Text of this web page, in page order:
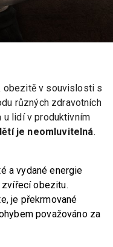
obezitě v souvislosti s
různých zdravotních
u lidí v produktivním
je neomluvitelná.
a vydané energie
obezitu.
je překrmované
považováno za